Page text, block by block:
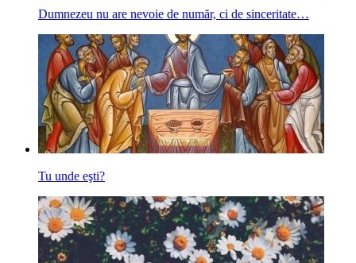
Dumnezeu nu are nevoie de număr, ci de sinceritate…
Tu unde eşti?